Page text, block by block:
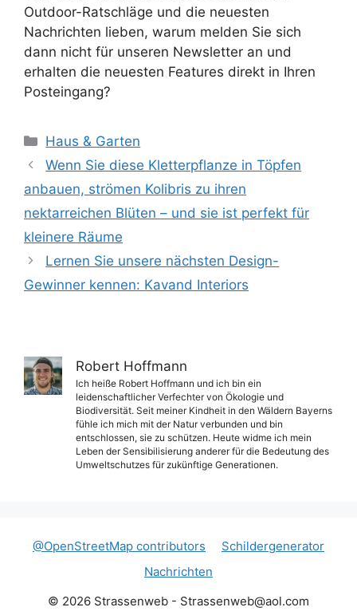
Outdoor-Ratschläge und die neuesten
Nachrichten lieben, warum melden Sie sich
dann nicht für unseren Newsletter an und
erhalten die neuesten Features direkt in Ihren
Posteingang?
Kategorien
Haus & Garten
Wenn Sie diese Kletterpflanze in Töpfen
anbauen, strömen Kolibris zu ihren
nektarreichen Blüten – und sie ist perfekt für
kleinere Räume
Lernen Sie unsere nächsten Design-
Gewinner kennen: Kavand Interiors
Robert Hoffmann
Ich heiße Robert Hoffmann und ich bin ein
leidenschaftlicher Verfechter von Ökologie und
Biodiversität. Seit meiner Kindheit in den Wäldern Bayerns
fühle ich mich mit der Natur verbunden und bin
entschlossen, sie zu schützen. Heute widme ich mein
Leben der Sensibilisierung anderer für die Bedeutung des
Umweltschutzes für zukünftige Generationen.
@OpenStreetMap contributors
Schildergenerator
Nachrichten
© 2026 Strassenweb - Strassenweb@aol.com